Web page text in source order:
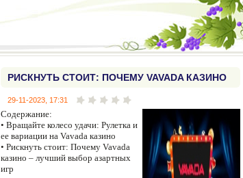
РИСКНУТЬ СТОИТ: ПОЧЕМУ VAVADA КАЗИНО
ЛУЧШИЙ ВЫБОР АЗАРТНЫХ ИГР
29-11-2023, 17:31
Содержание:
• Вращайте колесо удачи: Рулетка и
ее вариации на Vavada казино
• Рискнуть стоит: Почему Vavada
казино – лучший выбор азартных
игр